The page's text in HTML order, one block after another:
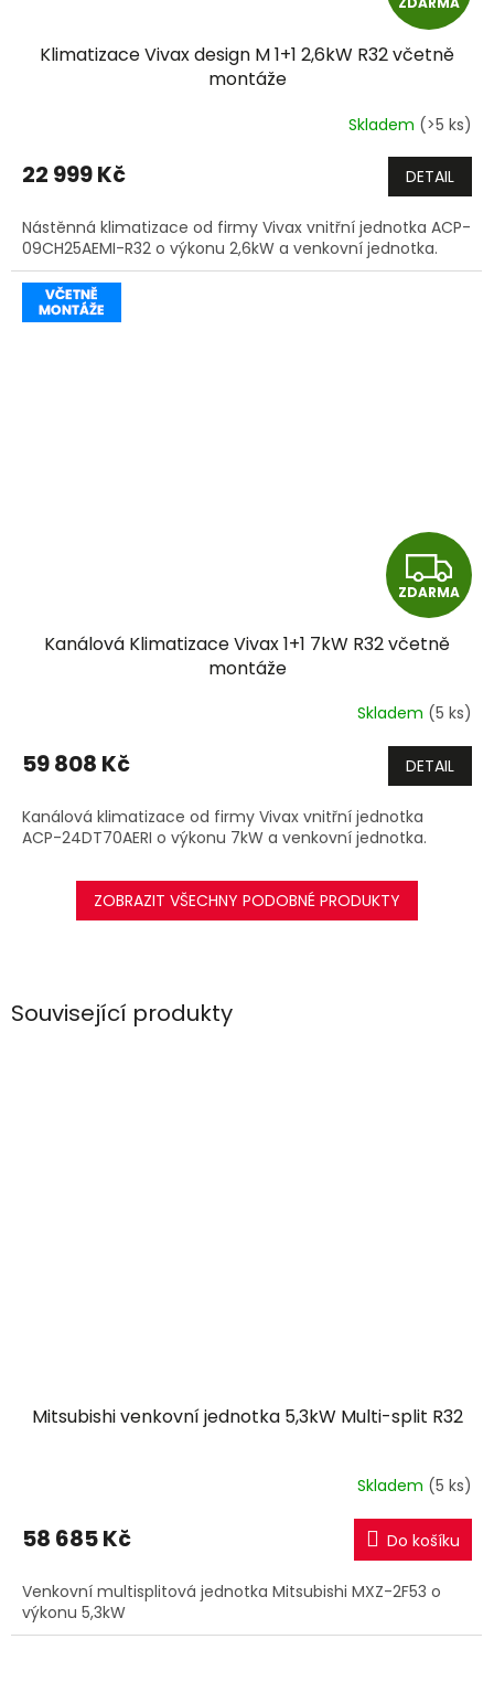
Související produkty
Mitsubishi venkovní jednotka 5,3kW Multi-split R32
Skladem (5 ks)
58 685 Kč Do košíku
Venkovní multisplitová jednotka Mitsubishi MXZ-2F53 o
výkonu 5,3kW
D
A
R
M
A
Klimatizace Vivax design M 1+1 2,6kW R32 včetně
montáže
Skladem (>5 ks)
22 999 Kč DETAIL
Nástěnná klimatizace od firmy Vivax vnitřní jednotka ACP-
09CH25AEMI-R32 o výkonu 2,6kW a venkovní jednotka.
Z
D
R
M
A
ZDARMA
Kanálová Klimatizace Vivax 1+1 7kW R32 včetně
montáže
Skladem (5 ks)
59 808 Kč DETAIL
Kanálová klimatizace od firmy Vivax vnitřní jednotka
ACP-24DT70AERI o výkonu 7kW a venkovní jednotka.
ZOBRAZIT VŠECHNY PODOBNÉ PRODUKTY